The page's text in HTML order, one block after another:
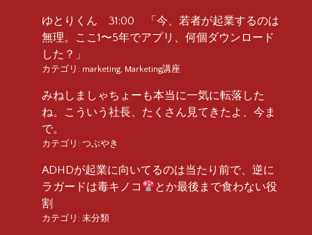
ゆとりくん 31:00 「今、若者が起業するのは
無理。ここ1〜5年でアプリ、何個ダウンロード
した？」
カテゴリ: marketing Marketing講座
みねしましゃちょーも本当に一気に転落した
ね。こういう社長、たくさん見てきたよ、今ま
で。
カテゴリ: つぶやき
ADHDが起業に向いてるのは当たり前で、逆に
ラガードは毒キノコ
とか最後まで食わない役
割
カテゴリ: 未分類